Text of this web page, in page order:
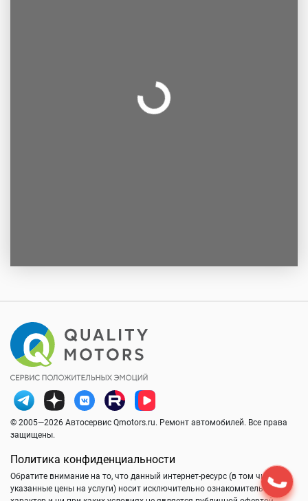
© 2005—2026 Автосервис Qmotors.ru. Ремонт автомобилей. Все права
защищены.
Политика конфиденциальности
Обратите внимание на то, что данный интернет-ресурс (в том числе
указанные цены на услуги) носит исключительно ознакомительный